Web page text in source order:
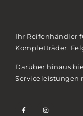
Ihr Reifenhändler
Kompletträder,
Darüber hinaus
Serviceleistungen